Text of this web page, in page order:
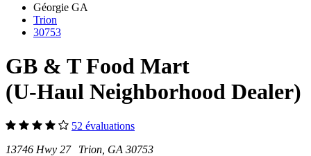
Géorgie GA
Trion
30753
GB & T Food Mart
(U-Haul Neighborhood Dealer)
52 évaluations
13746 Hwy 27 Trion, GA 30753